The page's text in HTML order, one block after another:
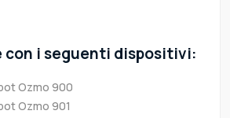
con i seguenti dispositivi:
Ozmo 900
Ozmo 901